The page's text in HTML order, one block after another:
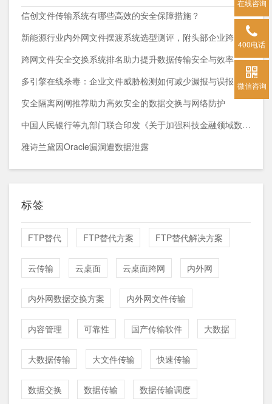
信创文件传输系统有哪些高效的安全保障措施？
新能源行业内外网文件摆渡系统选型测评，附头部企业跨网部署案例
跨网文件安全交换系统排名助力提升数据传输安全与效率
多引擎在线杀毒：企业文件威胁检测如何减少漏报与误报？
安全隔离网闸推荐助力高效安全的数据交换与网络防护
中国人民银行等九部门联合印发《关于加强科技金融领域数据开发利用的通知》
雅诗兰黛因Oracle漏洞遭数据泄露
标签
FTP替代 FTP替代方案 FTP替代解决方案
云传输 云桌面 云桌面跨网 内外网
内外网数据交换方案 内外网文件传输
内容管理 可靠性 国产传输软件 大数据
大数据传输 大文件传输 快速传输
数据交换 数据传输 数据传输调度
在线咨询
400电话
微信咨询